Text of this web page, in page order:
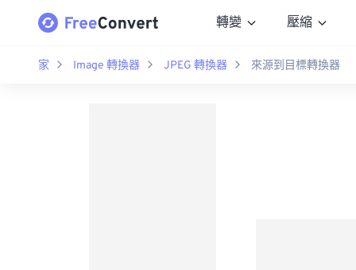
轉變 壓縮
家 Image 轉換器 JPEG 轉換器 來源到目標轉換器